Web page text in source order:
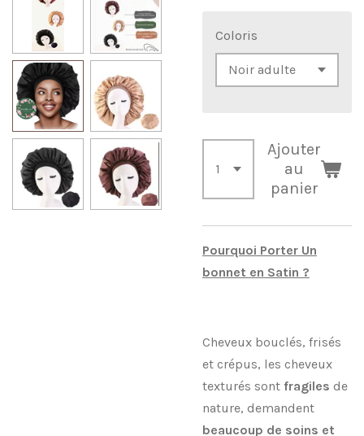
Coloris
Ajouter
au
panier
Pourquoi Porter Un
bonnet en Satin ?
Cheveux bouclés, frisés
et crépus, les cheveux
texturés sont fragiles de
nature, demandent
beaucoup de soins et